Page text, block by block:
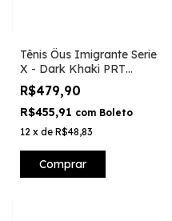
Tênis Öus Imigrante Serie
X - Dark Khaki PRT
Essencial
R$479,90
R$455,91 com Boleto
12 x de R$48,83
Comprar